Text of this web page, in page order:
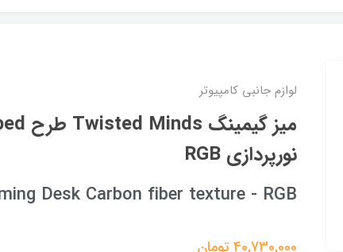
لوازم جانبی کامپیوتر
نورپردازی RGB
Desk Carbon fiber texture - RGB
40,730,000تومان